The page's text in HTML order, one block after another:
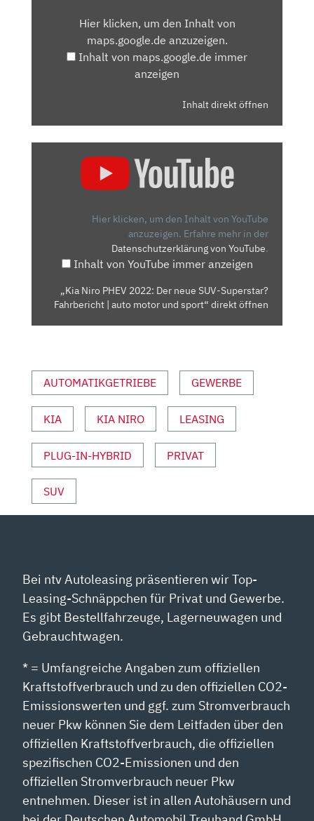
MAPS.GOOGLE.DEHier klicken, um den Inhalt von
maps.google.de anzuzeigen.
Inhalt von maps.google.de immer
anzeigen
Inhalt direkt öffnen
SUPERSTAR?
FAHRBERICHT
SPORT“
VON
ANZEIGEN
Hier klicken, um den Inhalt von YouTube
anzuzeigen. Erfahre mehr in der
Datenschutzerklärung von YouTube.
Inhalt von YouTube immer anzeigen
„Kia Niro PHEV 2022: Der neue SUV-Superstar?
Fahrbericht | auto motor und sport“ direkt öffnen
AUTOMATIKGETRIEBE GEWERBE
KIA KIA NIRO LEASING
PLUG-IN-HYBRID PRIVAT
SUV
Bei ntv Autoleasing präsentieren wir Top-
Leasing-Schnäppchen für Privat und Gewerbe.
Es gibt Bestellfahrzeuge, Lagerneuwagen und
Gebrauchtwagen.
* = Umfangreiche Angaben zum offiziellen
Kraftstoffverbrauch und zu den offiziellen CO2-
Emissionswerten und ggf. zum Stromverbrauch
neuer Pkw können Sie dem Leitfaden über den
offiziellen Kraftstoffverbrauch, die offiziellen
spezifischen CO2-Emissionen und den
offiziellen Stromverbrauch neuer Pkw
entnehmen. Dieser ist in allen Autohäusern und